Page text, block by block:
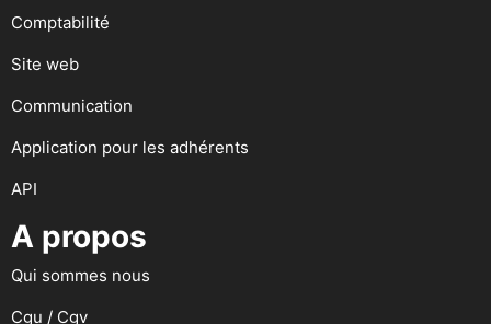
Comptabilité
Site web
Communication
Application pour les adhérents
API
A propos
Qui sommes nous
Cgu / Cgv